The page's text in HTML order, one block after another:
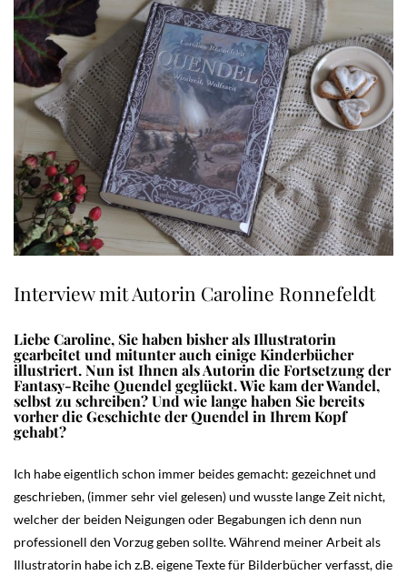
Interview mit Autorin Caroline Ronnefeldt
Liebe Caroline, Sie haben bisher als Illustratorin
gearbeitet und mitunter auch einige Kinderbücher
illustriert. Nun ist Ihnen als Autorin die Fortsetzung der
Fantasy-Reihe Quendel geglückt. Wie kam der Wandel,
selbst zu schreiben? Und wie lange haben Sie bereits
vorher die Geschichte der Quendel in Ihrem Kopf
gehabt?
Ich habe eigentlich schon immer beides gemacht: gezeichnet und
geschrieben, (immer sehr viel gelesen) und wusste lange Zeit nicht,
welcher der beiden Neigungen oder Begabungen ich denn nun
professionell den Vorzug geben sollte. Während meiner Arbeit als
Illustratorin habe ich z.B. eigene Texte für Bilderbücher verfasst, die